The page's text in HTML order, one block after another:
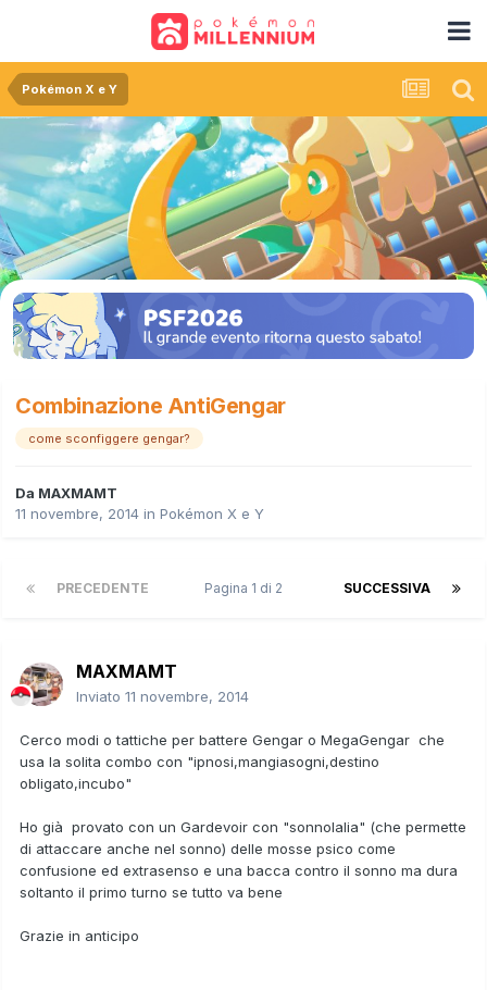
Pokémon X e Y
Combinazione AntiGengar
come sconfiggere gengar?
Da MAXMAMT
11 novembre, 2014 in Pokémon X e Y
PRECEDENTE SUCCESSIVA
Pagina 1 di 2
MAXMAMT
Inviato 11 novembre, 2014
Cerco modi o tattiche per battere Gengar o MegaGengar che
usa la solita combo con "ipnosi,mangiasogni,destino
obligato,incubo"
Ho già provato con un Gardevoir con "sonnolalia" (che permette
di attaccare anche nel sonno) delle mosse psico come
confusione ed extrasenso e una bacca contro il sonno ma dura
soltanto il primo turno se tutto va bene
Grazie in anticipo